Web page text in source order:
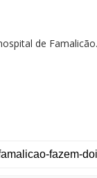
de Famalicão.